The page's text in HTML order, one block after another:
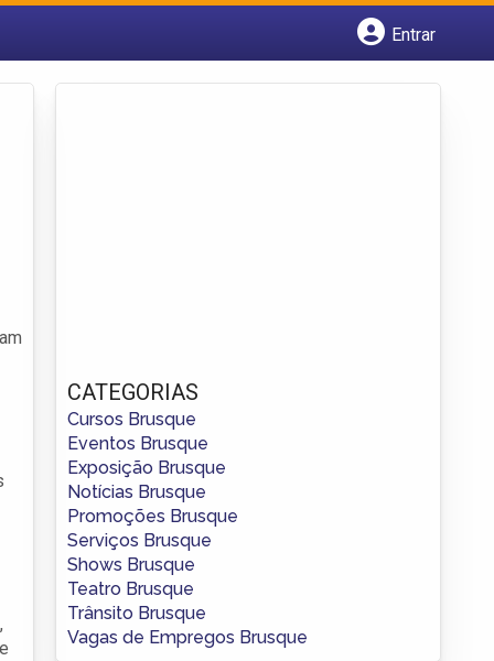
Entrar
CATEGORIAS
Cursos Brusque
Eventos Brusque
Exposição Brusque
Notícias Brusque
Promoções Brusque
Serviços Brusque
Shows Brusque
Teatro Brusque
Trânsito Brusque
Vagas de Empregos Brusque